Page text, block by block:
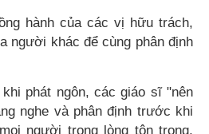
hành của các vị hữu trách,
người khác để cùng phân định
phát ngôn, các giáo sĩ "nên
nghe và phân định trước khi
người trong lòng tôn trọng,